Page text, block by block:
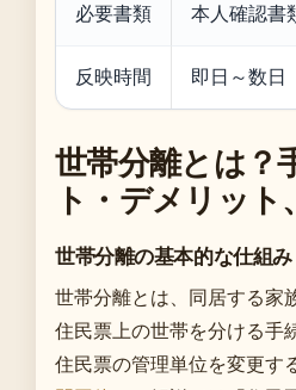
必要書類 本人確認書
反映時間 即日～数日
世帯分離とは？
ト・デメリット
世帯分離の基本的な仕組み
世帯分離とは、同居する家
住民票上の世帯を分ける手
住民票の管理単位を変更す